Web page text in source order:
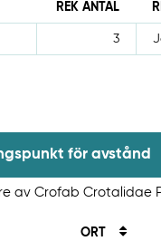
REK ANTAL
3
för avstånd
av Crofab Crotalidae
ORT